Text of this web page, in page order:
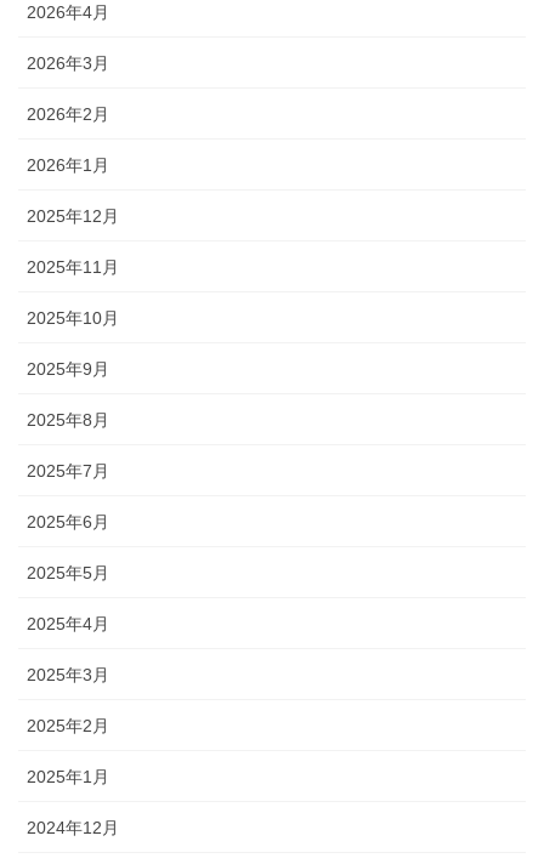
2026年4月
2026年3月
2026年2月
2026年1月
2025年12月
2025年11月
2025年10月
2025年9月
2025年8月
2025年7月
2025年6月
2025年5月
2025年4月
2025年3月
2025年2月
2025年1月
2024年12月